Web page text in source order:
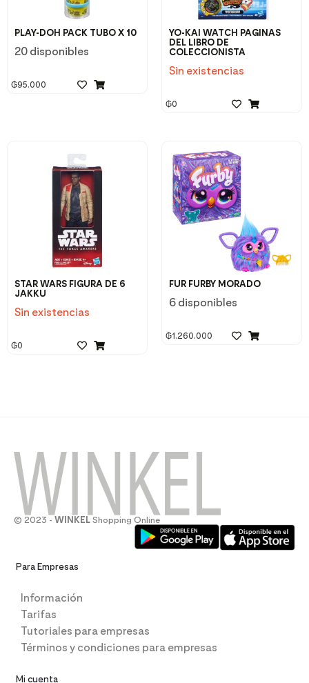
PLAY-DOH PACK TUBO X 10
20 disponibles
₲95.000
YO-KAI WATCH PAGINAS
DEL LIBRO DE
COLECCIONISTA
Sin existencias
₲0
STAR WARS FIGURA DE 6
JAKKU
Sin existencias
₲0
FUR FURBY MORADO
6 disponibles
₲1.260.000
© 2023 - WINKEL Shopping Online
Para Empresas
Información
Tarifas
Tutoriales para empresas
Términos y condiciones para empresas
Mi cuenta